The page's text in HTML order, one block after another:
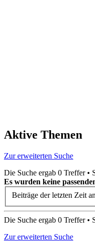
Aktive Themen
Zur erweiterten Suche
Die Suche ergab 0 Treffer •
Es wurden keine
Beiträge der letzten Zeit
Die Suche ergab 0 Treffer •
Zur erweiterten Suche